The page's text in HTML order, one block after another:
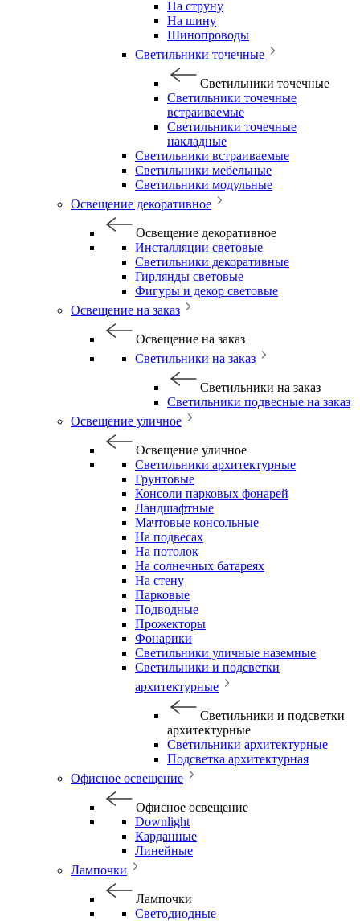
На струну
На шину
Шинопроводы
Светильники точечные
Светильники точечные
Светильники точечные
встраиваемые
Светильники точечные
накладные
Светильники встраиваемые
Светильники мебельные
Светильники модульные
Освещение декоративное
Освещение декоративное
Инсталляции световые
Светильники декоративные
Гирлянды световые
Фигуры и декор световые
Освещение на заказ
Освещение на заказ
Светильники на заказ
Светильники на заказ
Светильники подвесные на заказ
Освещение уличное
Освещение уличное
Светильники архитектурные
Грунтовые
Консоли парковых фонарей
Ландшафтные
Мачтовые консольные
На подвесах
На потолок
На солнечных батареях
На стену
Парковые
Подводные
Прожекторы
Фонарики
Светильники уличные наземные
Светильники и подсветки
архитектурные
Светильники и подсветки
архитектурные
Светильники архитектурные
Подсветка архитектурная
Офисное освещение
Офисное освещение
Downlight
Карданные
Линейные
Лампочки
Лампочки
Светодиодные